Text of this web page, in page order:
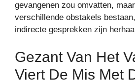
gevangenen zou omvatten,
verschillende obstakels
indirecte gesprekken zijn
Gezant Van Het
Viert De Mis Met